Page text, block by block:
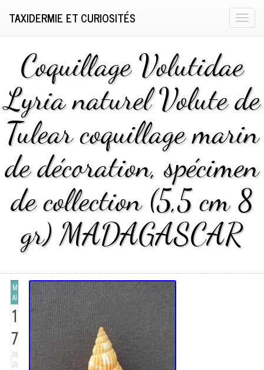
T
g
l
e
n
a
v
g
a
t
i
o
TAXIDERMIE ET CURIOSITÉS
Coquillage Volutidae
Lyria naturel Volute de
Tulear coquillage marin
de décoration, spécimen
de collection (5,5 cm 8
gr) MADAGASCAR
M
AI
1
7
20
26